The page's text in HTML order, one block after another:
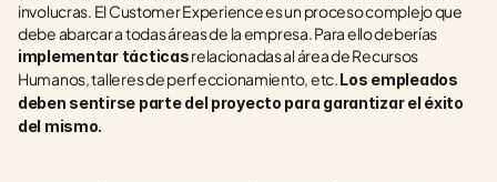
involucras. El Customer Experience es un proceso complejo que
implementar tácticas relacionadas al área de Recursos
Humanos, talleres de perfeccionamiento, etc. Los empleados
deben sentirse parte del proyecto para garantizar el éxito
del mismo.